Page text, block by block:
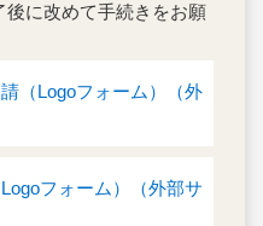
後に改めて手続きをお願
（Logoフォーム）（外
フォーム）（外部サ